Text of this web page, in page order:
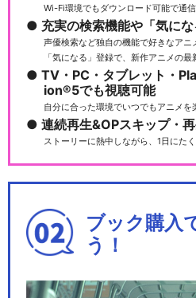
Wi-Fi環境でもダウンロード可能で通
充実の検索機能や「気に
声優検索など独自の機能で好きなアニ
「気になる」登録で、新作アニメの
TV・PC・タブレット・
ion®5でも視聴可能
自分に合った環境でいつでもアニメを
連続再生&OPスキップ・
ストーリーに熱中しながら、1日にた
ブック購入
う！